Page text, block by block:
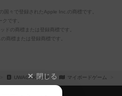
々で登録されたApple Inc.の商標です。
です。
ドの商標または登録商標です。
商標または登録商標です。
UWAGAKI LAB マイボードゲーム
閉じる